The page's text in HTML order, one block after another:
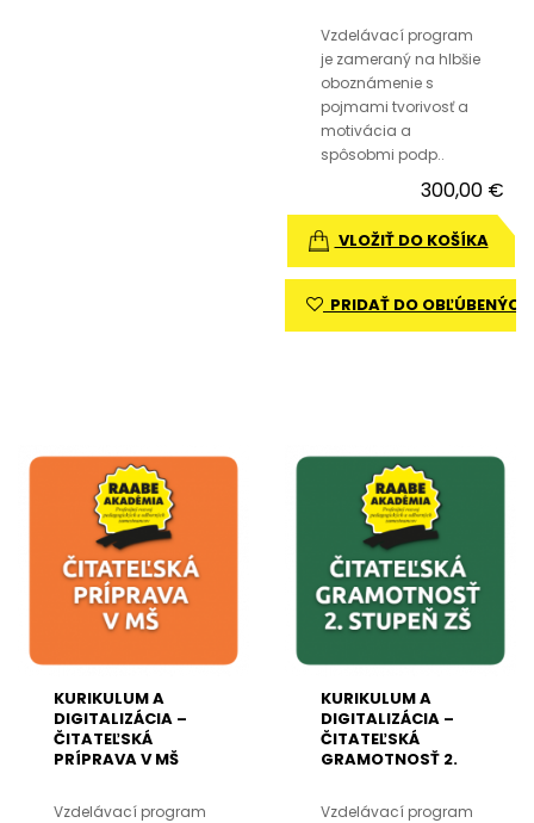
Vzdelávací program
je zameraný na hlbšie
oboznámenie s
pojmami tvorivosť a
motivácia a
spôsobmi podp..
300,00 €
VLOŽIŤ DO KOŠÍKA
PRIDAŤ DO OBĽÚBENÝCH
KURIKULUM A
DIGITALIZÁCIA –
ČITATEĽSKÁ
PRÍPRAVA V MŠ
Vzdelávací program
KURIKULUM A
DIGITALIZÁCIA –
ČITATEĽSKÁ
GRAMOTNOSŤ 2.
Vzdelávací program